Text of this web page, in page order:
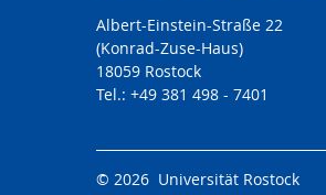
Albert-Einstein-Straße 22
(Konrad-Zuse-Haus)
18059 Rostock
Tel.: +49 381 498 - 7401
© 2026 Universität Rostock